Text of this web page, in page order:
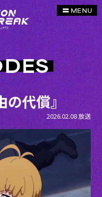
の代償』
2026.02.08 放送
MENU